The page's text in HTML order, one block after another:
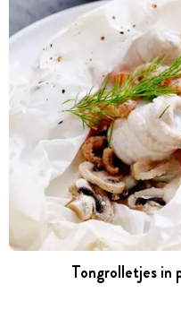
Tongrolletjes in